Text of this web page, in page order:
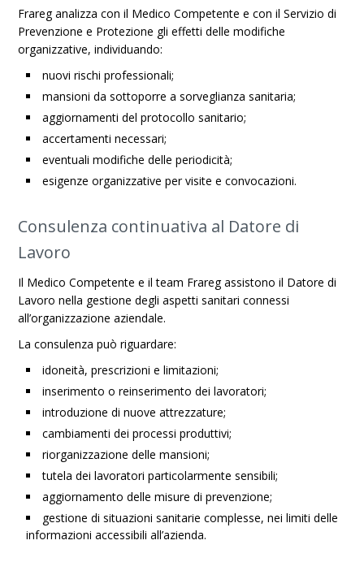
Frareg analizza con il Medico Competente e con il Servizio di
Prevenzione e Protezione gli effetti delle modifiche
organizzative, individuando:
nuovi rischi professionali;
mansioni da sottoporre a sorveglianza sanitaria;
aggiornamenti del protocollo sanitario;
accertamenti necessari;
eventuali modifiche delle periodicità;
esigenze organizzative per visite e convocazioni.
Consulenza continuativa al Datore di
Lavoro
Il Medico Competente e il team Frareg assistono il Datore di
Lavoro nella gestione degli aspetti sanitari connessi
all’organizzazione aziendale.
La consulenza può riguardare:
idoneità, prescrizioni e limitazioni;
inserimento o reinserimento dei lavoratori;
introduzione di nuove attrezzature;
cambiamenti dei processi produttivi;
riorganizzazione delle mansioni;
tutela dei lavoratori particolarmente sensibili;
aggiornamento delle misure di prevenzione;
gestione di situazioni sanitarie complesse, nei limiti delle
informazioni accessibili all’azienda.